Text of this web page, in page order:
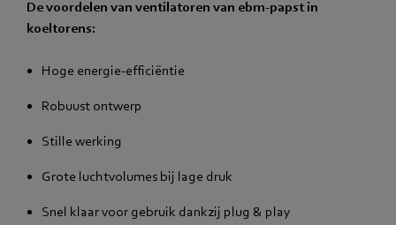
De voordelen van ventilatoren van ebm‑papst in
koeltorens:
Hoge energie-efficiëntie
Robuust ontwerp
Stille werking
Grote luchtvolumes bij lage druk
Snel klaar voor gebruik dankzij plug & play